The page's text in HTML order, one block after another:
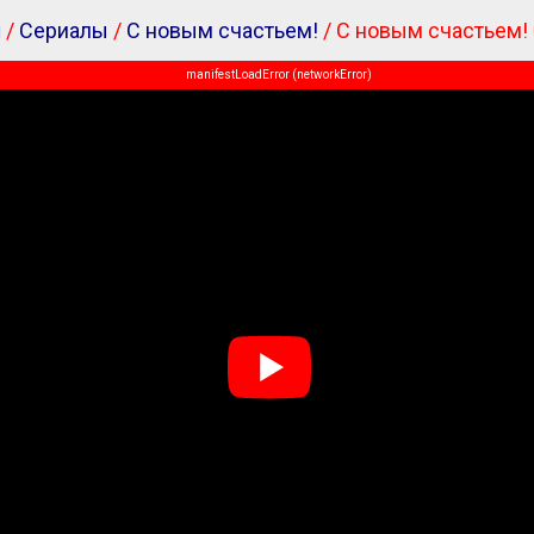
/ Сериалы / С новым счастьем! / С новым счастьем!
manifestLoadError (networkError)